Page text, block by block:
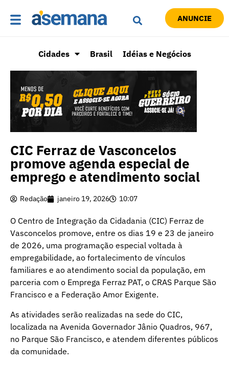
ANUNCIE
Cidades Brasil Idéias e Negócios
CIC Ferraz de Vasconcelos
promove agenda especial de
emprego e atendimento social
Redação janeiro 19, 2026 10:07
O Centro de Integração da Cidadania (CIC) Ferraz de
Vasconcelos promove, entre os dias 19 e 23 de janeiro
de 2026, uma programação especial voltada à
empregabilidade, ao fortalecimento de vínculos
familiares e ao atendimento social da população, em
parceria com o Emprega Ferraz PAT, o CRAS Parque São
Francisco e a Federação Amor Exigente.
As atividades serão realizadas na sede do CIC,
localizada na Avenida Governador Jânio Quadros, 967,
no Parque São Francisco, e atendem diferentes públicos
da comunidade.